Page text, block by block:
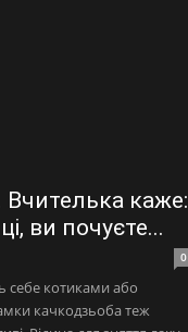
Вчителька каже:
ви почуєте...
0
себе котиками або
качкодзьоба теж